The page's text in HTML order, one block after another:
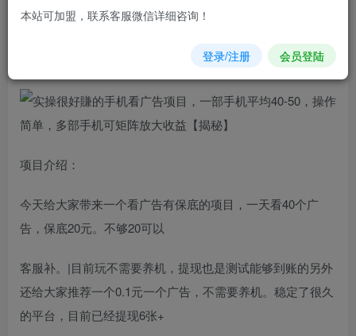
单，多部手机可矩阵放大收益【揭秘】
项目介绍：
今天给大家带来一个看广告有保底的项目，一天看40个广
告，保底20元。不够20可以
客服补。|目前玩不需要养机，提现也是测试能够到账的另外
还给大家推荐一个0.1元一个广告，不需要养机。稳定了很久
的平台，目前已经提现6张+
本站可加盟，联系客服微信详细咨询！
登录/注册 会员登陆